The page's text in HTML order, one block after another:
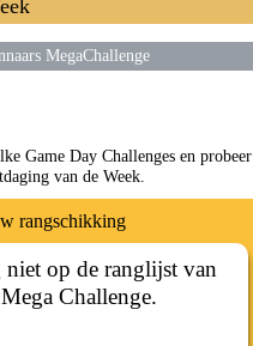
MegaChallenge
Game Day Challenges en probeer
van de Week.
rangschikking
niet op de ranglijst van
Challenge.